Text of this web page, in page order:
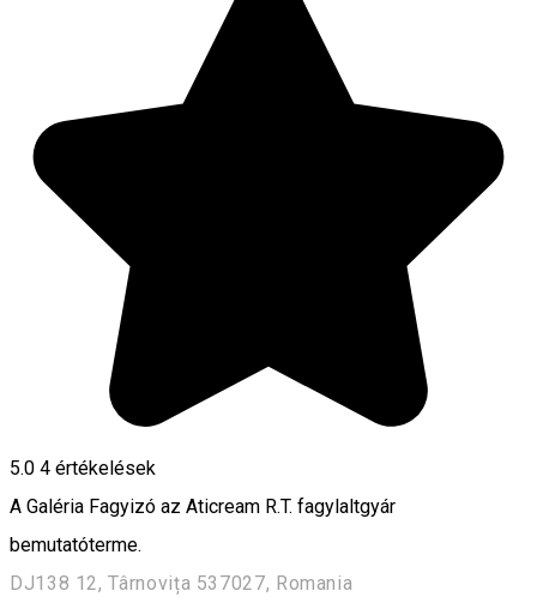
5.0 4 értékelések
A Galéria Fagyizó az Aticream R.T. fagylaltgyár
bemutatóterme.
DJ138 12, Târnovița 537027, Romania